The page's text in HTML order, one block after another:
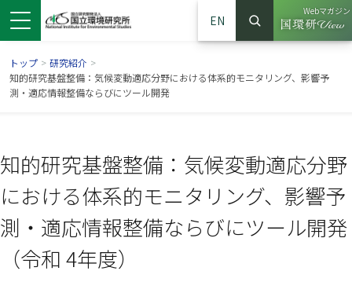
EN
サイト内検索
検索
Webマガジン
（別ウイ
トップ > 研究紹介 >
知的研究基盤整備：気候変動適応分野における体系的モニタリング、影響予
測・適応情報整備ならびにツール開発
知的研究基盤整備：気候変動適応分野
における体系的モニタリング、影響予
測・適応情報整備ならびにツール開発
（令和 4年度）